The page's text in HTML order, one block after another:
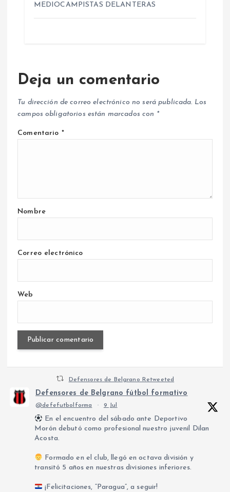
MEDIOCAMPISTAS DELANTERAS
Deja un comentario
Tu dirección de correo electrónico no será publicada. Los
campos obligatorios están marcados con *
Comentario *
Nombre
Correo electrónico
Web
Defensores de Belgrano Retweeted
Defensores de Belgrano fútbol formativo
@defefutbolforma · 9 Jul
En el encuentro del sábado ante Deportivo
Morón debutó como profesional nuestro juvenil Dilan
Acosta.
Formado en el club, llegó en octava división y
transitó 5 años en nuestras divisiones inferiores.
¡Felicitaciones, “Paragua”, a seguir!